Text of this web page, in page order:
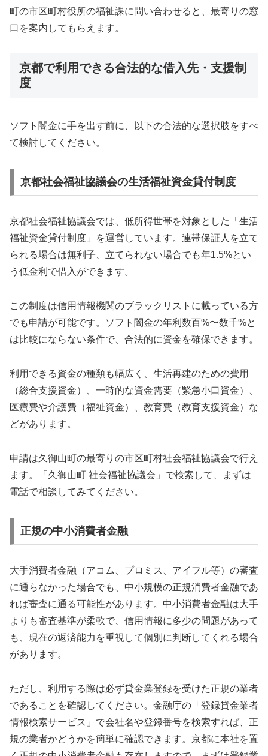
町の市区町村役所の福祉課に問い合わせると、最寄りの窓
口を案内してもらえます。
京都で利用できる合法的な借入先・支援制
度
ソフト闇金に手を出す前に、以下の合法的な選択肢をすべ
て検討してください。
京都社会福祉協議会の生活福祉資金貸付制度
京都社会福祉協議会では、低所得世帯を対象とした「生活
福祉資金貸付制度」を運営しています。連帯保証人を立て
られる場合は無利子、立てられない場合でも年1.5%とい
う低金利で借入ができます。
この制度は信用情報機関のブラックリストに載っている方
でも申請が可能です。ソフト闇金の年利数百%〜数千%と
は比較にならない条件で、合法的に資金を確保できます。
利用できる資金の種類も幅広く、生活再建のための費用
（総合支援資金）、一時的な資金需要（緊急小口資金）、
医療費や介護費（福祉資金）、教育費（教育支援資金）な
どがあります。
申請は久御山町の最寄りの市区町村社会福祉協議会で行え
ます。「久御山町 社会福祉協議会」で検索して、まずは
電話で相談してみてください。
正規の中小消費者金融
大手消費者金融（アコム、プロミス、アイフル等）の審査
に通らなかった場合でも、中小規模の正規消費者金融であ
れば審査に通る可能性があります。中小消費者金融は大手
よりも審査基準が柔軟で、信用情報に多少の問題があって
も、現在の返済能力を重視して個別に判断してくれる場合
があります。
ただし、利用する際は必ず貸金業登録を受けた正規の業者
であることを確認してください。金融庁の「登録貸金業者
情報検索サービス」で会社名や登録番号を検索すれば、正
規の業者かどうかを簡単に確認できます。京都に本社を置